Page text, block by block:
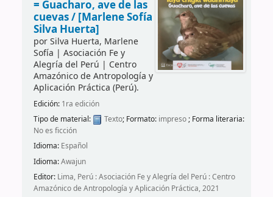
= Guacharo, ave de las
cuevas / [Marlene Sofía
Silva Huerta]
porSilva Huerta, Marlene
Sofía | Asociación Fe y
Alegría del Perú | Centro
Amazónico de Antropología y
Aplicación Práctica (Perú).
Edición: 1ra edición
Tipo de material:
Texto; Formato: impreso; Forma literaria:
No es ficción
Idioma: Español
Idioma:Awajun
Editor: Lima, Perú : Asociación Fe y Alegría del Perú : Centro
Amazónico de Antropología y Aplicación Práctica, 2021